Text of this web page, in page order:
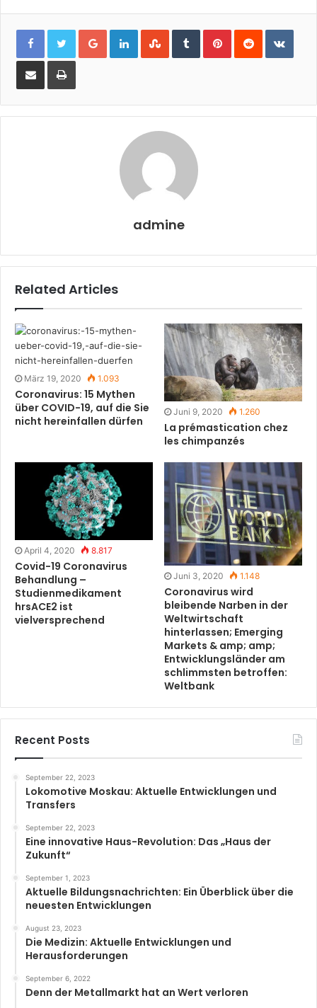
Google+LinkedInStumbleUpon
TumblrPinterestReddit
Share
Email
Print
admine
Related Articles
März 19, 2020 1.093
Coronavirus: 15 Mythen
über COVID-19, auf die Sie
nicht hereinfallen dürfen
Juni 9, 2020 1.260
La prémastication chez
les chimpanzés
April 4, 2020 8.817
Covid-19 Coronavirus
Behandlung –
Studienmedikament
hrsACE2 ist
vielversprechend
Juni 3, 2020 1.148
Coronavirus wird
bleibende Narben in der
Weltwirtschaft
hinterlassen; Emerging
Markets & amp; amp;
Entwicklungsländer am
schlimmsten betroffen:
Weltbank
Recent Posts
September 22, 2023
Lokomotive Moskau: Aktuelle Entwicklungen und
Transfers
September 22, 2023
Eine innovative Haus-Revolution: Das „Haus der
Zukunft“
September 1, 2023
Aktuelle Bildungsnachrichten: Ein Überblick über die
neuesten Entwicklungen
August 23, 2023
Die Medizin: Aktuelle Entwicklungen und
Herausforderungen
September 6, 2022
Denn der Metallmarkt hat an Wert verloren